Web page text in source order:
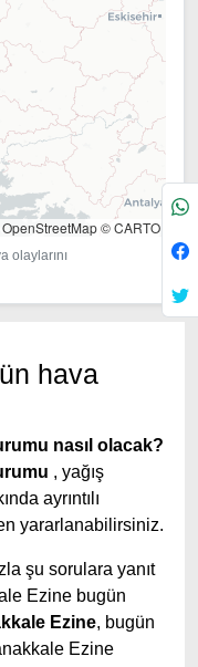
© CARTO
olaylarını
hava
nasıl olacak?
, yağış
ayrıntılı
yararlanabilirsiniz.
şu sorulara yanıt
Ezine bugün
Ezine, bugün
Ezine